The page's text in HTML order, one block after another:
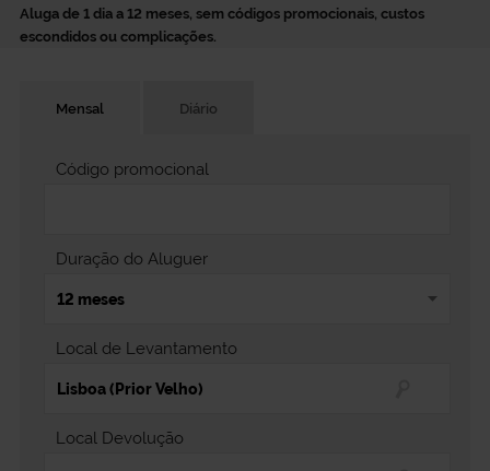
Aluga de 1 dia a 12 meses, sem códigos promocionais, custos
escondidos ou complicações.
Mensal Diário
Local de Levantamento
Local Devolução
Duração do Aluguer
Código promocional